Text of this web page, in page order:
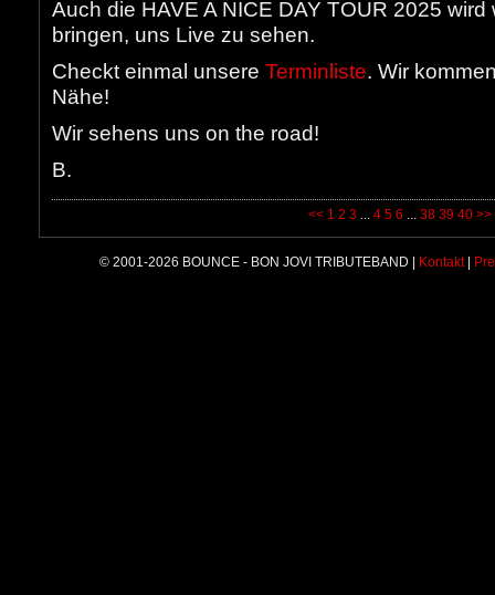
Auch die HAVE A NICE DAY TOUR 2025
bringen, uns Live zu sehen.
Checkt einmal unsere Terminliste. Wir
Nähe!
Wir sehens uns on the road!
B.
<< 1 2 3 ... 4 5 6 ... 38 39 40 >>
© 2001-2026 BOUNCE - BON JOVI TRIBUTEBAND | Kontakt|